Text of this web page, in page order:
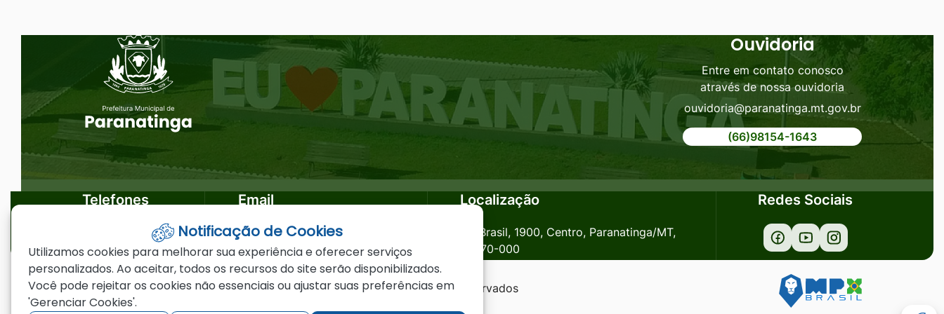
para
rodapé
[alt+4]
Seção do Rodapé e Ouvidoria/
Ouvidoria
Entre em contato conosco
através de nossa ouvidoria
ouvidoria@paranatinga.mt.gov.br
(66)98154-1643
Telefones
(66)3573-4200
Email
ouvidoria@paranatinga.mt.gov.br
Localização
Av. Brasil, 1900, Centro, Paranatinga/MT,
78870-000
Redes Sociais
Acessar
a
Rede
Social
Acessar
a
Rede
Social
Acessar
a
Rede
Social
©2026 - Prefeitura Municipal de Paranatinga - MT - Todos os direitos reservados
Notificação de Cookies
Utilizamos cookies para melhorar sua experiência e oferecer serviços
personalizados. Ao aceitar, todos os recursos do site serão disponibilizados.
Você pode rejeitar os cookies não essenciais ou ajustar suas preferências em
'Gerenciar Cookies'.